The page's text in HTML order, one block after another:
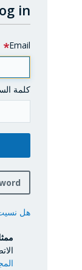
in.
Email
كلمة
هل